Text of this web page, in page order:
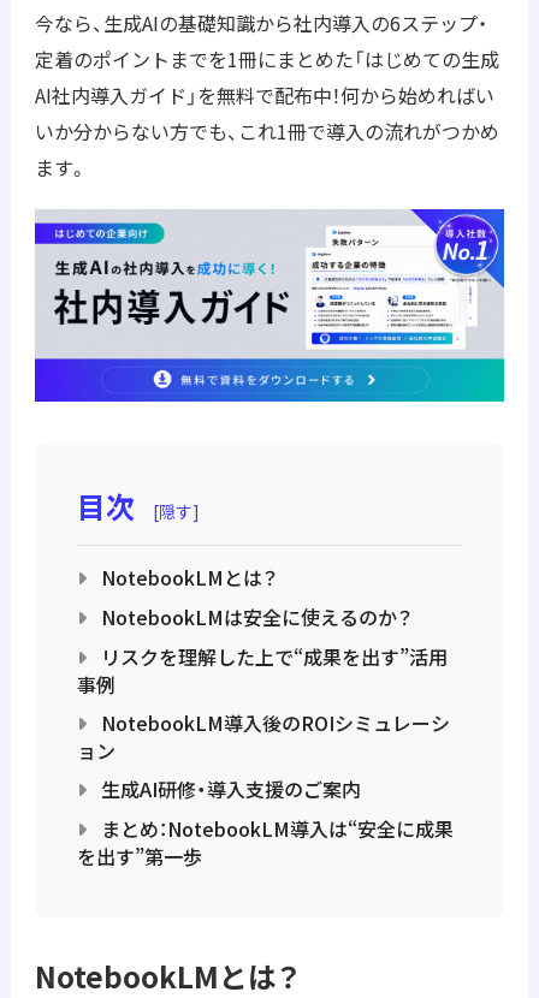
今なら、生成AIの基礎知識から社内導入の6ステップ・
定着のポイントまでを1冊にまとめた「はじめての生成
AI社内導入ガイド」を無料で配布中！何から始めればい
いか分からない方でも、これ1冊で導入の流れがつかめ
ます。
目次 [隠す]
NotebookLMとは？
NotebookLMは安全に使えるのか？
リスクを理解した上で“成果を出す”活用
事例
NotebookLM導入後のROIシミュレーシ
ョン
生成AI研修・導入支援のご案内
まとめ：NotebookLM導入は“安全に成果
を出す”第一歩
NotebookLMとは？